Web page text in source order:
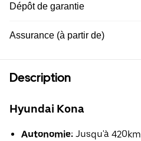
Dépôt de garantie
Assurance (à partir de)
Description
Hyundai Kona
Autonomie: Jusqu'à 420km